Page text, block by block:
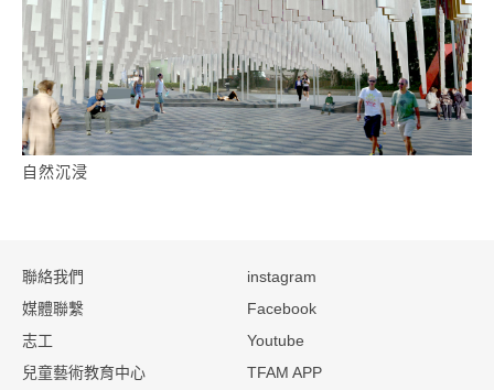
自然沉浸
聯絡我們
媒體聯繫
志工
兒童藝術教育中心
instagram
Facebook
Youtube
TFAM APP